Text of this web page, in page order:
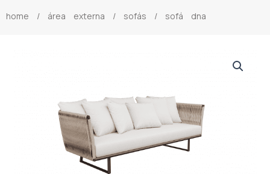
home / área externa / sofás / sofá dna